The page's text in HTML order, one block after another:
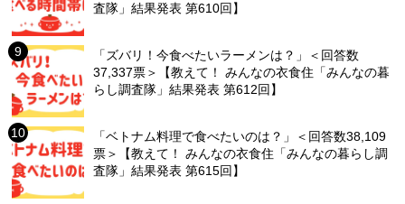
査隊」結果発表 第610回】
「ズバリ！今食べたいラーメンは？」＜回答数
37,337票＞【教えて！ みんなの衣食住「みんなの暮
らし調査隊」結果発表 第612回】
「ベトナム料理で食べたいのは？」＜回答数38,109
票＞【教えて！ みんなの衣食住「みんなの暮らし調
査隊」結果発表 第615回】